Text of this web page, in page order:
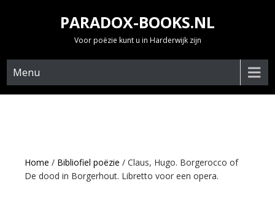
PARADOX-BOOKS.NL
Voor poëzie kunt u in Harderwijk zijn
Menu
Home / Bibliofiel poëzie / Claus, Hugo. Borgerocco of
De dood in Borgerhout. Libretto voor een opera.